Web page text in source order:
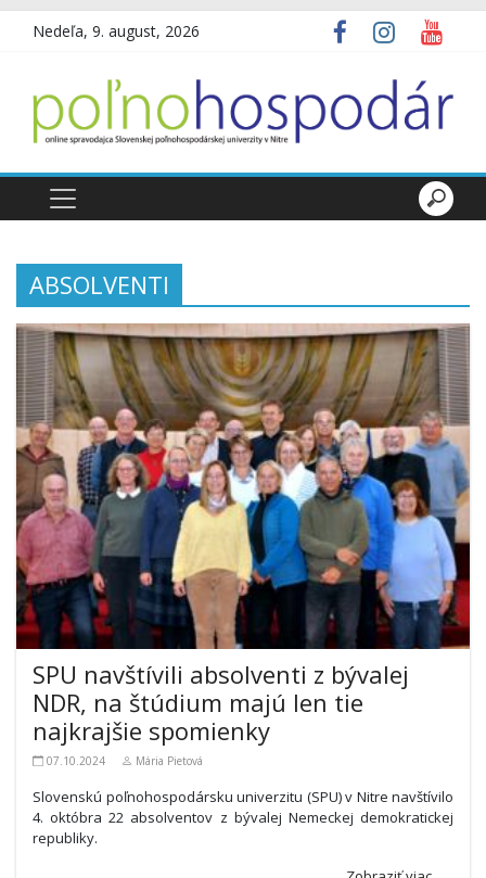
Nedeľa, 9. august, 2026
ABSOLVENTI
SPU navštívili absolventi z bývalej
NDR, na štúdium majú len tie
najkrajšie spomienky
07.10.2024 Mária Pietová
Slovenskú poľnohospodársku univerzitu (SPU) v Nitre navštívilo
4. októbra 22 absolventov z bývalej Nemeckej demokratickej
republiky.